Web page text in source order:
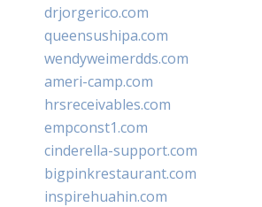
drjorgerico.com
queensushipa.com
wendyweimerdds.com
ameri-camp.com
hrsreceivables.com
empconst1.com
cinderella-support.com
bigpinkrestaurant.com
inspirehuahin.com